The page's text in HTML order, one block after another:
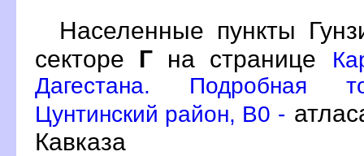
Населенные пункты
секторе Гна странице
Дагестана. Подробная
Цунтинский район, B0 -
Кавказа